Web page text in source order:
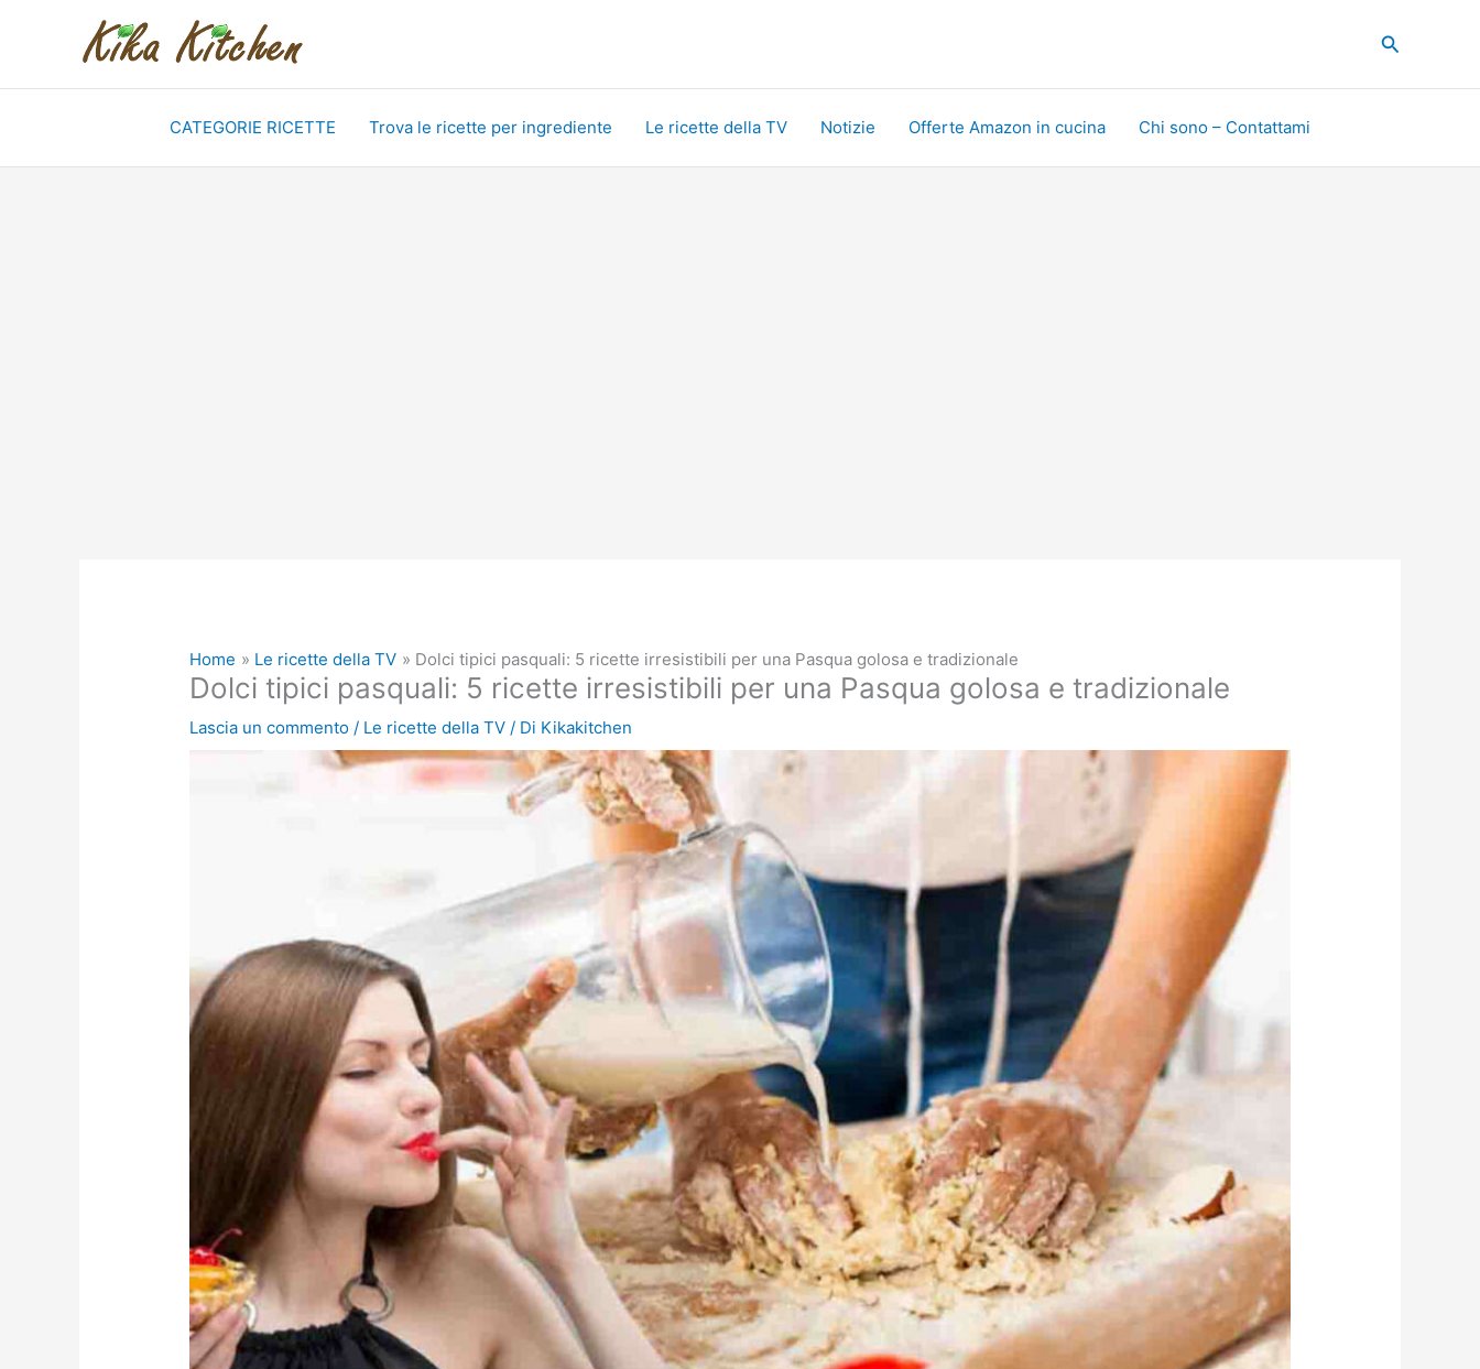
Cerca
CATEGORIE RICETTE Trova le ricette per ingrediente Le ricette della TV Notizie Offerte Amazon in cucina Chi sono – Contattami
Home Le ricette della TV Dolci tipici pasquali: 5 ricette irresistibili per una Pasqua golosa e tradizionale
Dolci tipici pasquali: 5 ricette irresistibili per una Pasqua golosa e tradizionale
Lascia un commento / Le ricette della TV / Di Kikakitchen